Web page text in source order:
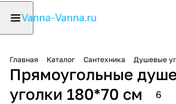
Главная Каталог Сантехника Душевые
Прямоугольные
уголки 180*70 см
6